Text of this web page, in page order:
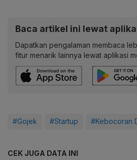
Baca artikel ini lewat
Dapatkan pengalaman membaca
fitur menarik lainnya lewat aplikasi
#Gojek #Startup #Kebocoran
CEK JUGA DATA INI